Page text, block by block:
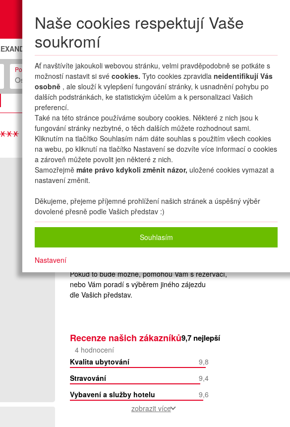
MojePřihlášení
Naše cookies respektují Vaše
soukromí
Ať navštívíte jakoukoli webovou stránku, velmi pravděpodobně se potkáte s
možností nastavit si své cookies. Tyto cookies zpravidla neidentifikují Vás
osobně , ale slouží k vylepšení fungování stránky, k usnadnění pohybu po
dalších podstránkách, ke statistickým účelům a k personalizaci Vašich
preferencí.
Také na této stránce používáme soubory cookies. Některé z nich jsou k
fungování stránky nezbytné, o těch dalších můžete rozhodnout sami.
Kliknutím na tlačítko Souhlasím nám dáte souhlas s použitím všech cookies
na webu, po kliknutí na tlačítko Nastavení se dozvíte více informací o cookies
a zároveň můžete povolit jen některé z nich.
Samozřejmě máte právo kdykoli změnit názor, uložené cookies vymazat a
nastavení změnit.
Děkujeme, přejeme příjemné prohlížení našich stránek a úspěšný výběr
dovolené přesně podle Vašich představ :)
Souhlasím
Nastavení
PREMIUM CLUB
Počet osob
Osob: 2 + 0 HLEDAT ZÁJEZDY
mapa oblíbené sdílet
2 dospělí+0 dětí
Zvolený zájezd nelze on-line nacenit a
Pokud to bude možné, pomohou Vám s rezervací,
nebo Vám poradí s výběrem jiného zájezdu
dle Vašich představ.
Recenze našich zákazníků9,7 nejlepší
4 hodnocení
Kvalita ubytování
9,8
Stravování
9,4
Vybavení a služby hotelu
9,6
zobrazit více